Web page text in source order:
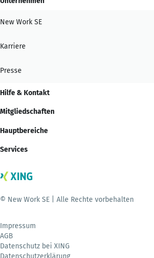
New Work SE
Karriere
Presse
Hilfe & Kontakt
Mitgliedschaften
Hauptbereiche
Services
© New Work SE | Alle Rechte vorbehalten
Impressum
AGB
Datenschutz bei XING
Datenschutzerklärung